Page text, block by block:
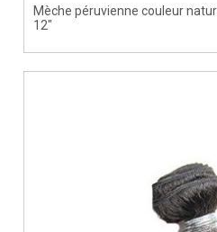
Mèche péruvienne couleur
12"